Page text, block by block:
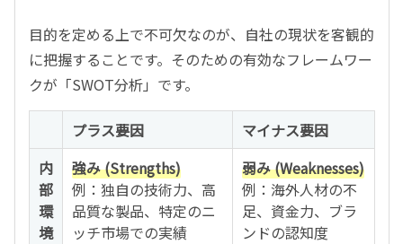
目的を定める上で不可欠なのが、自社の現状を客観的
に把握することです。そのための有効なフレームワー
クが「SWOT分析」です。
プラス要因
マイナス要因
内
部
環
境
強み (Strengths)
例：独自の技術力、高
品質な製品、特定のニ
ッチ市場での実績
弱み (Weaknesses)
例：海外人材の不
足、資金力、ブラ
ンドの認知度